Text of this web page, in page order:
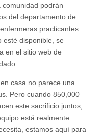
podrán
del departamento de
practicantes
esté disponible, se
en el sitio web de
casa no parece una
Pero cuando 850,000
este sacrificio juntos,
está realmente
estamos aquí para